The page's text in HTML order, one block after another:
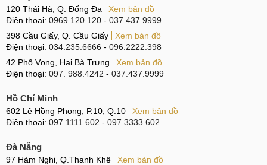
120 Thái Hà, Q. Đống Đa
Xem bản đồ
Điện thoại: 0969.120.120 - 037.437.9999
398 Cầu Giấy, Q. Cầu Giấy
Xem bản đồ
Điện thoại: 034.235.6666 - 096.2222.398
42 Phố Vọng, Hai Bà Trưng
Xem bản đồ
Điện thoại: 097. 988.4242 - 037.437.9999
Hồ Chí Minh
602 Lê Hồng Phong, P.10, Q.10
Xem bản đồ
Điện thoại: 097.1111.602 - 097.3333.602
Đà Nẵng
97 Hàm Nghi, Q.Thanh Khê
Xem bản đồ